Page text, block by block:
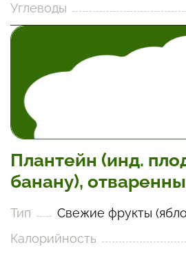
Углеводы
Плантейн (инд.
банану),
Тип
Свежие фрукты
Калорийность